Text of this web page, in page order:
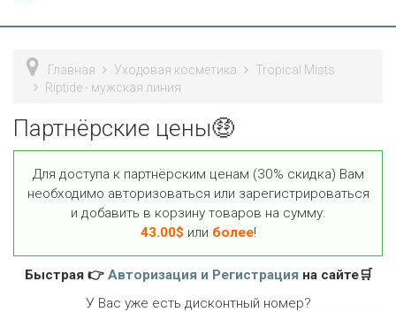
Главная Уходовая косметика
Tropical Mists
Riptide - мужская линия
Партнёрские цены🤑
Для доступа к партнёрским ценам (30% скидка) Вам
необходимо авторизоваться или зарегистрироваться
и добавить в корзину товаров на сумму:
43.00$ или более!
Быстрая 👉 Авторизация и Регистрацияна сайте🛒
У Вас уже есть дисконтный номер?